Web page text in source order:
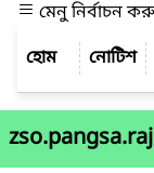
মেনু নির্বাচন
নোটিশ